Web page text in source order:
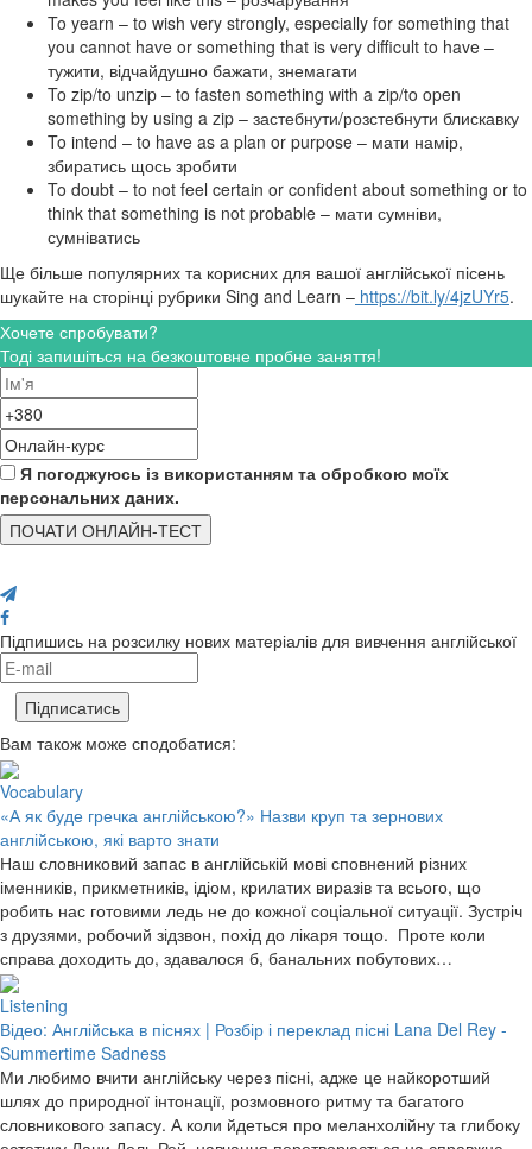
To yearn – to wish very strongly, especially for something that
you cannot have or something that is very difficult to have –
тужити, відчайдушно бажати, знемагати
To zip/to unzip – to fasten something with a zip/to open
something by using a zip – застебнути/розстебнути блискавку
To intend – to have as a plan or purpose – мати намір,
збиратись щось зробити
To doubt – to not feel certain or confident about something or to
think that something is not probable – мати сумніви,
сумніватись
Ще ​більше популярних та корисних для вашої англійської пісень
шукайте на сторінці рубрики Sing and Learn – https://bit.ly/4jzUYr5.
Хочете спробувати?
Тоді запишіться на безкоштовне пробне заняття!
Я погоджуюсь із використанням та обробкою моїх
персональних даних.
ПОЧАТИ ОНЛАЙН-ТЕСТ
Підпишись на розсилку нових матеріалів для вивчення англійської
Вам також може сподобатися:
Vocabulary
«А як буде гречка англійською?» Назви круп та зернових
англійською, які варто знати
Наш словниковий запас в англійській мові сповнений різних
іменників, прикметників, ідіом, крилатих виразів та всього, що
робить нас готовими ледь не до кожної соціальної ситуації. Зустріч
з друзями, робочий зідзвон, похід до лікаря тощо. Проте коли
справа доходить до, здавалося б, банальних побутових…
Listening
Відео: Англійська в піснях | Розбір і переклад пісні Lana Del Rey -
Summertime Sadness
Ми любимо вчити англійську через пісні, адже це найкоротший
шлях до природної інтонації, розмовного ритму та багатого
словникового запасу. А коли йдеться про меланхолійну та глибоку